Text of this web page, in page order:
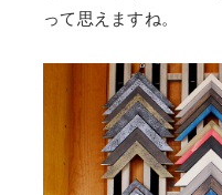
って思えますね。